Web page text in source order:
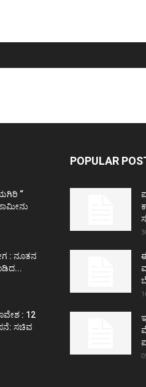
“
: ನೂತನ
: 12
ಸಚಿವ
POPULAR